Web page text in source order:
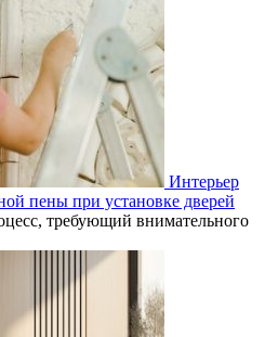
Интерьер
пены при установке дверей
требующий внимательного